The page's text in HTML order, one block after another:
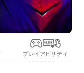
プレイアビリティ